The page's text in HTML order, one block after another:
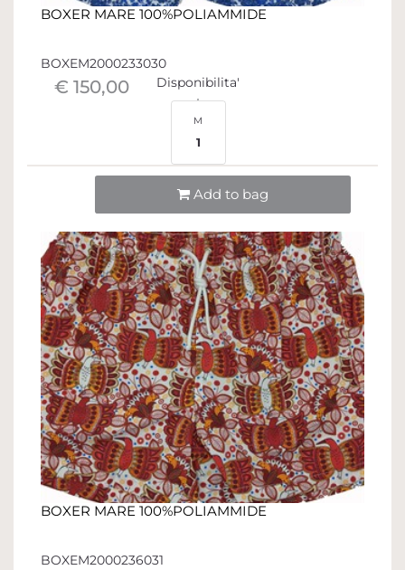
BOXER MARE 100%POLIAMMIDE
BOXEM2000233030
€ 150,00 Disponibilita'
M
1
Add to bag
BOXER MARE 100%POLIAMMIDE
BOXEM2000236031